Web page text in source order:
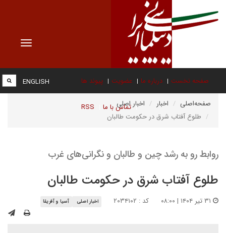
Toggle
صفحه نخست درباره ما عضویت پیوند ها
تماس با ما RSS
ENGLISH
صفحه‌اصلی اخبار
اخبار اصلی
طلوع آفتاب شرق در حکومت طالبان
روابط رو به رشد چین و طالبان و نگرانی‌های غرب
طلوع آفتاب شرق در حکومت طالبان
کد : ۲۰۳۴۱۰۲ اخبار اصلی آسیا و آفریقا